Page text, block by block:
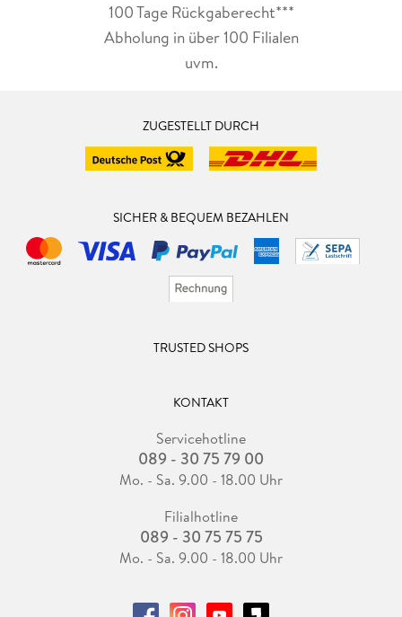
100 Tage Rückgaberecht***
Abholung in über 100 Filialen
uvm.
ZUGESTELLT DURCH
SICHER & BEQUEM BEZAHLEN
TRUSTED SHOPS
KONTAKT
Servicehotline
089 - 30 75 79 00
Mo. - Sa. 9.00 - 18.00 Uhr
Filialhotline
089 - 30 75 75 75
Mo. - Sa. 9.00 - 18.00 Uhr